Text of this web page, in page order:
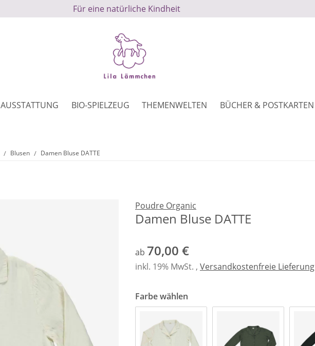
Für eine natürliche Kindheit
AUSSTATTUNG BIO-SPIELZEUG THEMENWELTEN BÜCHER & POSTKARTEN
Blusen Damen Bluse DATTE
Poudre Organic
Damen Bluse DATTE
ab 70,00 €
inkl. 19% MwSt. , Versandkostenfreie Lieferung
Farbe wählen